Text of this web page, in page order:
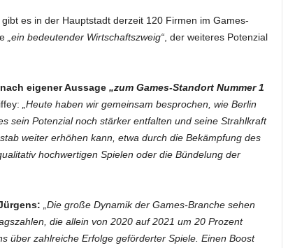
es in der Hauptstadt derzeit 120 Firmen im Games-
„ein bedeutender Wirtschaftszweig“, der weiteres Potenzial
eigener Aussage „zum Games-Standort Nummer 1
„Heute haben wir gemeinsam besprochen, wie Berlin
sein Potenzial noch stärker entfalten und seine Strahlkraft
weiter erhöhen kann, etwa durch die Bekämpfung des
hochwertigen Spielen oder die Bündelung der
„Die große Dynamik der Games-Branche sehen
die allein von 2020 auf 2021 um 20 Prozent
über zahlreiche Erfolge geförderter Spiele. Einen Boost